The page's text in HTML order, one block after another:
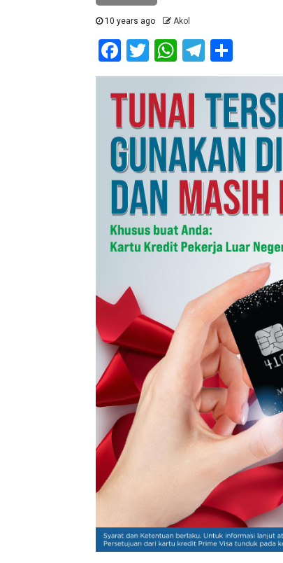
10 years ago Akol
Facebook
Twitter
WhatsApp
Telegram